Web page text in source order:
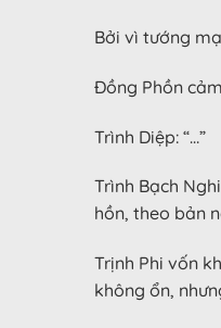
Bởi vì tướng
Đồng Phồn
Trình Diệp: “…”
Trình Bạch
hồn, theo bản
Trịnh Phi vốn
không ổn,